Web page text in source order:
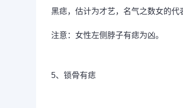
黑痣，估计为才艺，名气之数女的代
注意：女性左侧脖子有痣为凶。
5、锁骨有痣